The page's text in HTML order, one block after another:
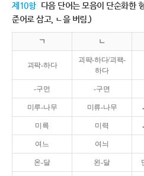
제10항 다음 단어는 모음이 단순화한
준어로 삼고, ㄴ을 버림.)
ㄱ ㄴ
괴팍-하다
괴퍅-하다/괴팩-
하다
-구먼 -구면
미루-나무 미류-나무
미륵 미력
여느 여늬
온-달 왼-달